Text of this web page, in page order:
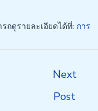
ถดูรายละเอียดได้ที่: การ
Next
Post